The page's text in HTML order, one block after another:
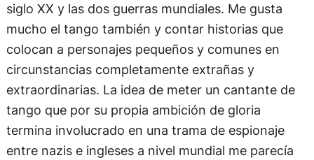
siglo XX y las dos guerras mundiales. Me gusta
mucho el tango también y contar historias que
colocan a personajes pequeños y comunes en
circunstancias completamente extrañas y
extraordinarias. La idea de meter un cantante de
tango que por su propia ambición de gloria
termina involucrado en una trama de espionaje
entre nazis e ingleses a nivel mundial me parecía